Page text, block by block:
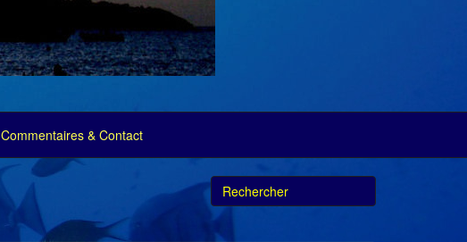
Commentaires & Contact